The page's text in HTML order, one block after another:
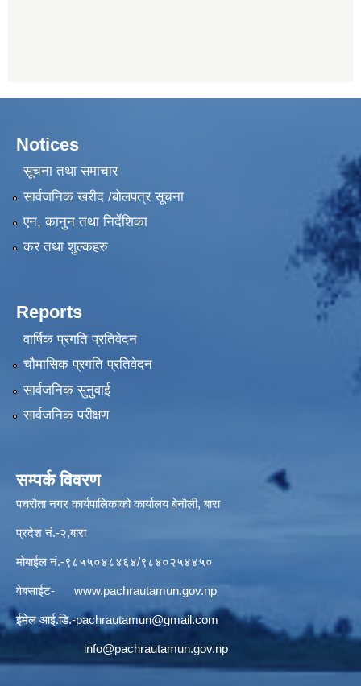
Notices
सूचना तथा समाचार
सार्वजनिक खरीद /बोलपत्र सूचना
एन, कानुन तथा निर्देशिका
कर तथा शुल्कहरु
Reports
वार्षिक प्रगति प्रतिवेदन
चौमासिक प्रगति प्रतिवेदन
सार्वजनिक सुनुवाई
सार्वजनिक परीक्षण
सम्पर्क विवरण
पचरौता नगर कार्यपालिकाको कार्यालय बेनौली, बारा
प्रदेश नं.-२,बारा
मोबाईल नं.-९८५५०४८४६४/९८४०२५४४५०
वेबसाईट- www.pachrautamun.gov.np
ईमेल आई.डि.-pachrautamun@gmail.com
info@pachrautamun.gov.np